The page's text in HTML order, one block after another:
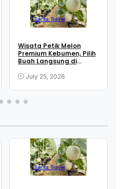
Berita Travel
Wisata Petik Melon
Premium Kebumen, Pilih
Buah Langsung di
July 25, 2026
Berita Travel